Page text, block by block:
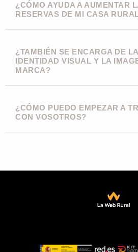
¿CÓMO AYUDA A AUMENTAR
RESERVAS DE MI CASA
¿TAMBIÉN SE ENCARGA DE LA
IDENTIDAD VISUAL Y LA
MARCA?
¿CÓMO PUEDO EMPEZAR A
CON VOSOTROS?